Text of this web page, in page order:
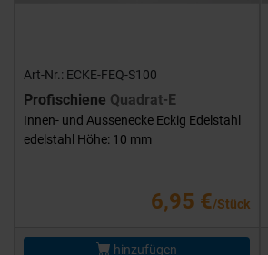
Art-Nr.: ECKE-FEQ-S100
Profischiene Quadrat-E
Innen- und Aussenecke Eckig Edelstahl
edelstahl Höhe: 10 mm
6,95 €/Stück
hinzufügen